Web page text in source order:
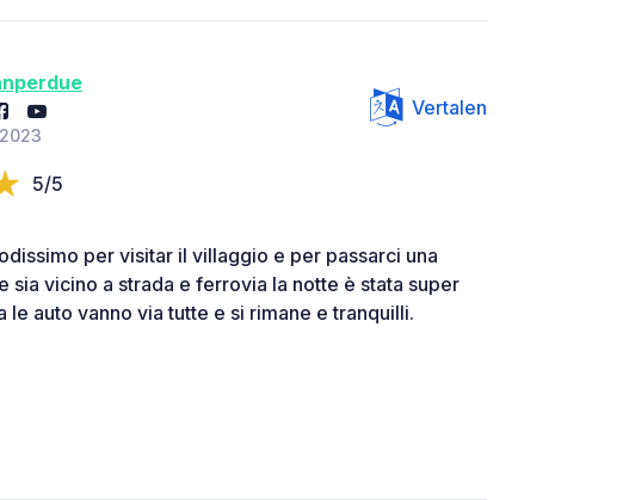
Vertalen
5/5
per visitar il villaggio e per passarci una
sia vicino a strada e ferrovia la notte è stata super
le auto vanno via tutte e si rimane e tranquilli.